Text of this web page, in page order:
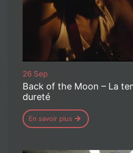
26 Sep
Back of the Moon – La
dureté
En savoir plus